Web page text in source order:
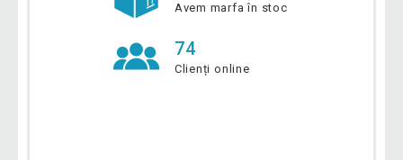
Avem marfa în stoc
74
Clienți online